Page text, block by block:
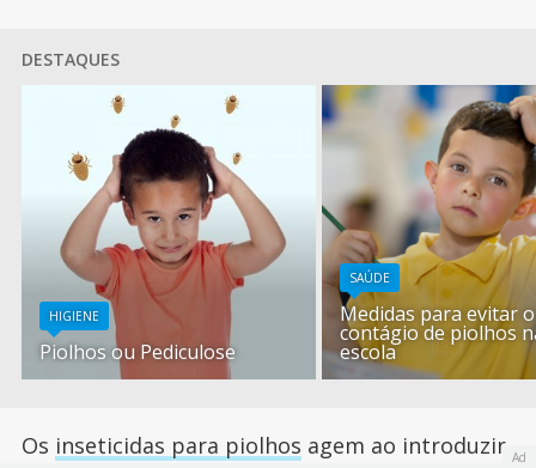
DESTAQUES
HIGIENE
Piolhos ou Pediculose
SAÚDE
Medidas para evitar o
contágio de piolhos
escola
Os inseticidas para piolhos agem ao introduzir- Ad